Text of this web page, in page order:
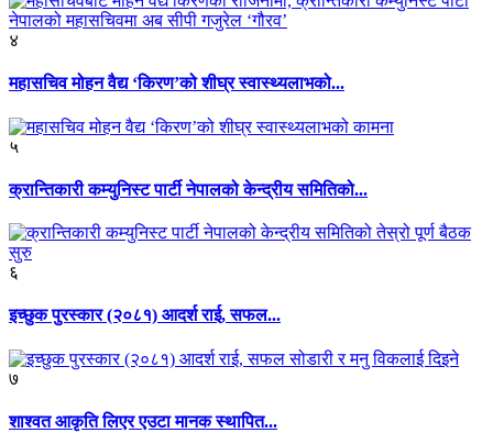
४
महासचिव मोहन वैद्य ‘किरण’को शीघ्र स्वास्थ्यलाभको...
५
क्रान्तिकारी कम्युनिस्ट पार्टी नेपालको केन्द्रीय समितिको...
६
इच्छुक पुरस्कार (२०८१) आदर्श राई, सफल...
७
शाश्वत आकृति लिएर एउटा मानक स्थापित...